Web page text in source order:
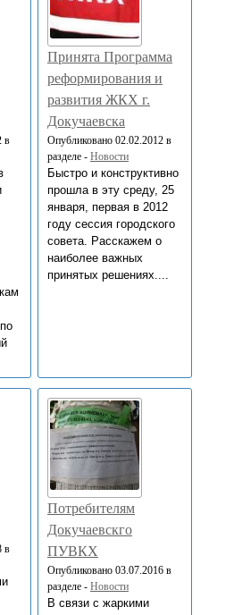
в
Принята Программа
реформирования и
развития ЖКХ г.
Докучаевска
Опубликовано 02.02.2012 в
разделе - Новости
Быстро и конструктивно
прошла в эту среду, 25
января, первая в 2012
году сессия городского
совета. Расскажем о
наиболее важных
принятых решениях....
в
Потребителям
Докучаевскго
ПУВКХ
Опубликовано 03.07.2016 в
разделе - Новости
В связи с жаркими